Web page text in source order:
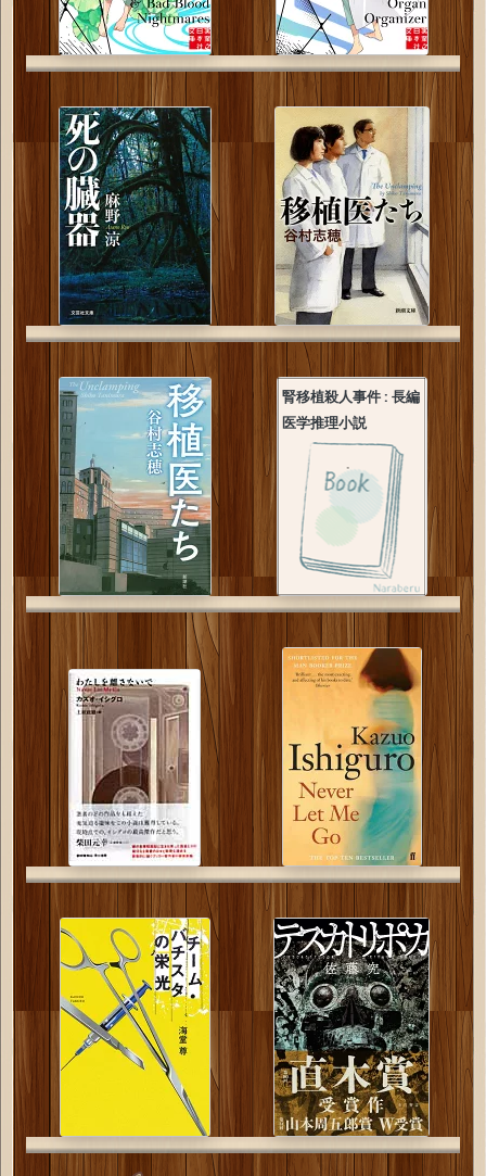
腎移植殺人事件 : 長編
医学推理小説